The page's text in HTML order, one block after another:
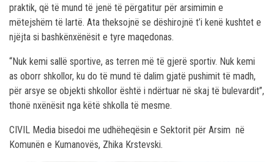
praktik, që të mund të jenë të përgatitur për arsimimin e
mëtejshëm të lartë. Ata theksojnë se dëshirojnë t’i kenë kushtet e
njëjta si bashkënxënësit e tyre maqedonas.
“Nuk kemi sallë sportive, as terren më të gjerë sportiv. Nuk kemi
as oborr shkollor, ku do të mund të dalim gjatë pushimit të madh,
për arsye se objekti shkollor është i ndërtuar në skaj të bulevardit”,
thonë nxënësit nga këtë shkolla të mesme.
CIVIL Media bisedoi me udhëheqësin e Sektorit për Arsim në
Komunën e Kumanovës, Zhika Krstevski.